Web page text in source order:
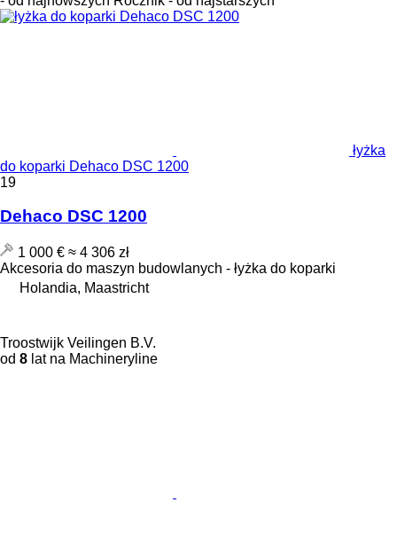
łyżka
do koparki Dehaco DSC 1200
19
Dehaco DSC 1200
1 000 € ≈ 4 306 zł
Akcesoria do maszyn budowlanych - łyżka do koparki
Holandia, Maastricht
Troostwijk Veilingen B.V.
od 8 lat na Machineryline